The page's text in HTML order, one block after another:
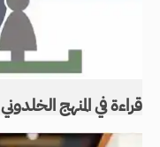
قراءة في المنهج